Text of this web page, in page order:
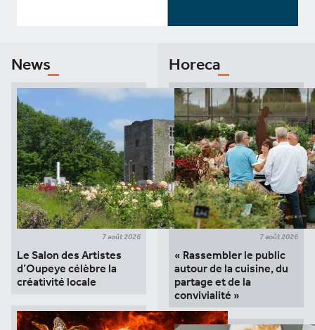
News
7 août 2026
Le Salon des Artistes
d’Oupeye célèbre la
créativité locale
Horeca
7 août 2026
« Rassembler le public
autour de la cuisine, du
partage et de la
convivialité »